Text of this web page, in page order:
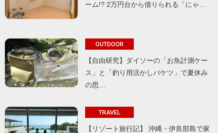
ーム!? 2万円台から借りられる「にゃ…
OUTDOOR
【自由研究】ダイソーの「お魚計測ケー
ス」と「釣り用活かしバケツ」で夏休み
の思…
TRAVEL
【リゾート旅行記】 沖縄・伊良部島で家